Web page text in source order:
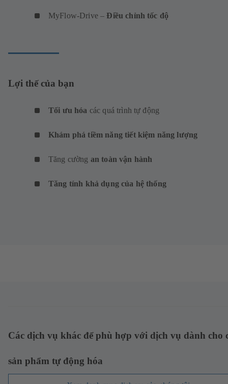
MyFlow-Drive –Điều chỉnh tốc độ
Lợi thế của bạn
Tối ưu hóa các quá trình tự động
Khám phá tiềm năng tiết kiệm năng lượng
Tăng cường an toàn vận hành
Tăng tính khả dụng của hệ thống
Các dịch vụ khác để phù hợp với dịch vụ dành cho
sản phẩm tự động hóa